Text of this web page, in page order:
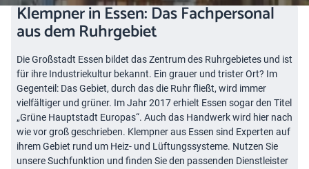
Klempner in Essen: Das Fachpersonal
aus dem Ruhrgebiet
Die Großstadt Essen bildet das Zentrum des Ruhrgebietes und ist
für ihre Industriekultur bekannt. Ein grauer und trister Ort? Im
Gegenteil: Das Gebiet, durch das die Ruhr fließt, wird immer
vielfältiger und grüner. Im Jahr 2017 erhielt Essen sogar den Titel
„Grüne Hauptstadt Europas“. Auch das Handwerk wird hier nach
wie vor groß geschrieben. Klempner aus Essen sind Experten auf
ihrem Gebiet rund um Heiz- und Lüftungssysteme. Nutzen Sie
unsere Suchfunktion und finden Sie den passenden Dienstleister